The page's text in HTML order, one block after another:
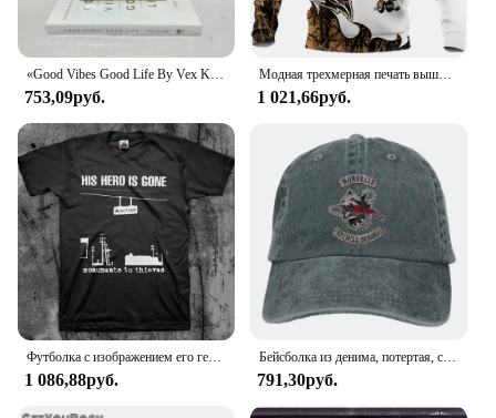
753,09руб.
Модная трехмерная печать вышла из строя новая забавная Мужская и Женская Толстовка пуловер для улицы художественные мужские толстовки
1 021,66руб.
1 086,88руб.
Бейсболка из денима, потертая, с принтом
791,30руб.